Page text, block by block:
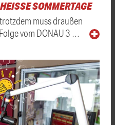
SOMMERTAGE
muss draußen
vom DONAU 3 …